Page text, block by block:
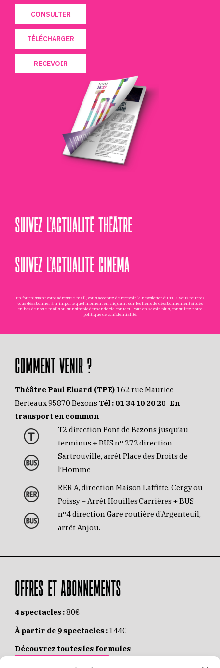
CONSULTER
TÉLÉCHARGER
RECEVOIR
SUIVEZ L’ACTUALITÉ THÉÂTRE
SUIVEZ L’ACTUALITÉ CINÉMA
En fournissant votre adresse e-mail, vous acceptez de recevoir la newsletter du TPE. Vous pourrez
vous désabonner à n'importe quel moment en cliquant sur les liens de désabonnement situés
en bas de nos e-mails ou sur simple demande via contact. Pour en savoir plus, consultez notre
politique de confidentialité.
COMMENT VENIR ?
Théâtre Paul Eluard (TPE) 162 rue Maurice
Berteaux 95870 Bezons Tél : 01 34 10 20 20 En
transport en commun
T2 direction Pont de Bezons jusqu’au
terminus + BUS n° 272 direction
Sartrouville, arrêt Place des Droits de
l’Homme
RER A, direction Maison Laffitte, Cergy ou
Poissy – Arrêt Houilles Carrières + BUS
n°4 direction Gare routière d’Argenteuil,
arrêt Anjou.
OFFRES ET ABONNEMENTS
4 spectacles :80€
À partir de 9 spectacles : 144€
Découvrez toutes les formules
JE M’ABONNE EN LIGNE